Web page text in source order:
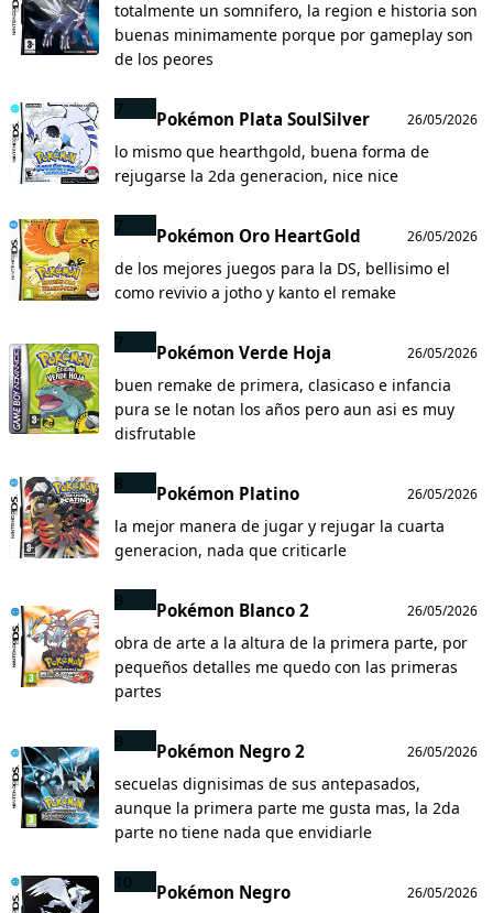
totalmente un somnifero, la region e historia son
buenas minimamente porque por gameplay son
de los peores
7 Pokémon Plata SoulSilver 26/05/2026
lo mismo que hearthgold, buena forma de
rejugarse la 2da generacion, nice nice
7 Pokémon Oro HeartGold 26/05/2026
de los mejores juegos para la DS, bellisimo el
como revivio a jotho y kanto el remake
7 Pokémon Verde Hoja 26/05/2026
buen remake de primera, clasicaso e infancia
pura se le notan los años pero aun asi es muy
disfrutable
8 Pokémon Platino 26/05/2026
la mejor manera de jugar y rejugar la cuarta
generacion, nada que criticarle
9 Pokémon Blanco 2 26/05/2026
obra de arte a la altura de la primera parte, por
pequeños detalles me quedo con las primeras
partes
9 Pokémon Negro 2 26/05/2026
secuelas dignisimas de sus antepasados,
aunque la primera parte me gusta mas, la 2da
parte no tiene nada que envidiarle
10 Pokémon Negro 26/05/2026